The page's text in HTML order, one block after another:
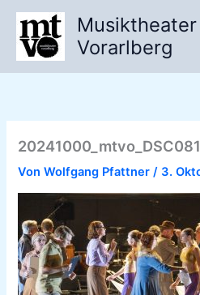
Zum
Inhalt
springen
Musiktheater
Vorarlberg
VonWolfgang Pfattner/ 3.